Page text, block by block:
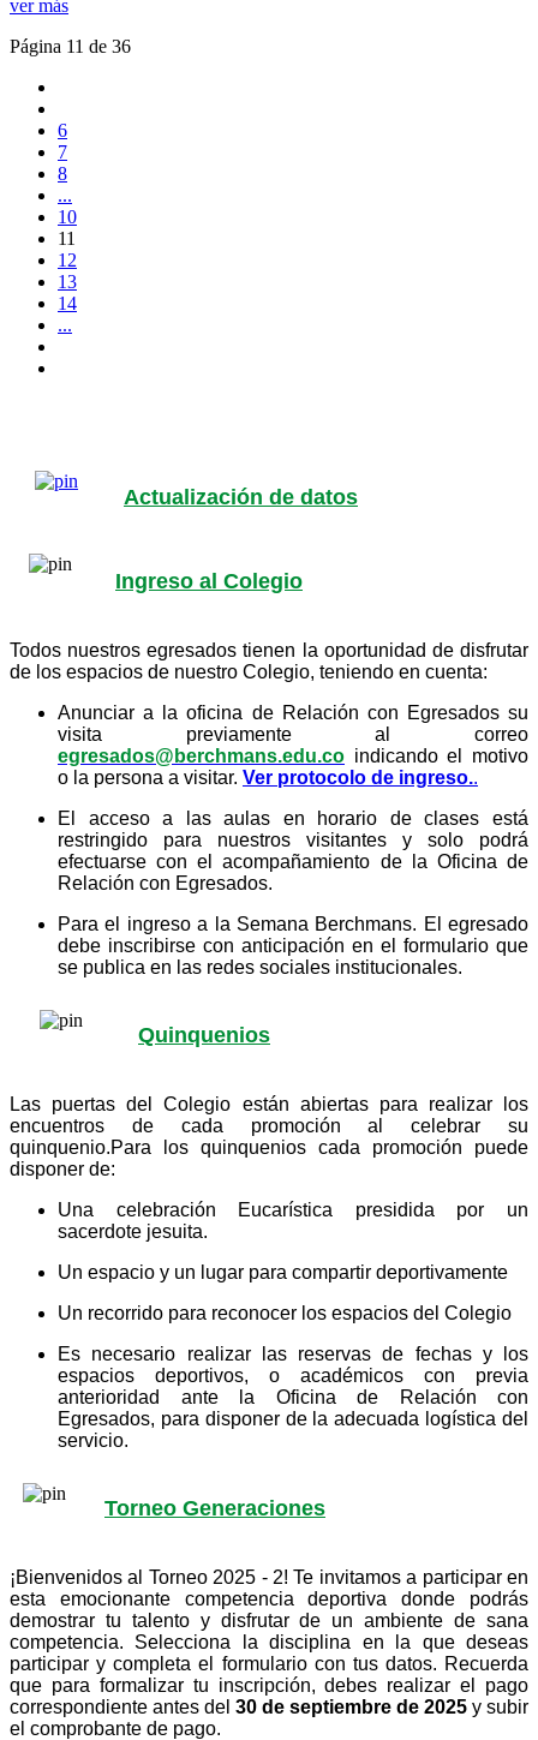
ver más
Página 11 de 36
6
7
8
...
10
11
12
13
14
...
Actualización de datos
Ingreso al Colegio
Todos nuestros egresados tienen la oportunidad de disfrutar
de los espacios de nuestro Colegio, teniendo en cuenta:
Anunciar a la oficina de Relación con Egresados su
visita previamente al correo
egresados@berchmans.edu.co indicando el motivo
o la persona a visitar. Ver protocolo de ingreso..
El acceso a las aulas en horario de clases está
restringido para nuestros visitantes y solo podrá
efectuarse con el acompañamiento de la Oficina de
Relación con Egresados.
Para el ingreso a la Semana Berchmans. El egresado
debe inscribirse con anticipación en el formulario que
se publica en las redes sociales institucionales.
Quinquenios
Las puertas del Colegio están abiertas para realizar los
encuentros de cada promoción al celebrar su
quinquenio.Para los quinquenios cada promoción puede
disponer de:
Una celebración Eucarística presidida por un
sacerdote jesuita.
Un espacio y un lugar para compartir deportivamente
Un recorrido para reconocer los espacios del Colegio
Es necesario realizar las reservas de fechas y los
espacios deportivos, o académicos con previa
anterioridad ante la Oficina de Relación con
Egresados, para disponer de la adecuada logística del
servicio.
Torneo Generaciones
¡Bienvenidos al Torneo 2025 - 2! Te invitamos a participar en
esta emocionante competencia deportiva donde podrás
demostrar tu talento y disfrutar de un ambiente de sana
competencia. Selecciona la disciplina en la que deseas
participar y completa el formulario con tus datos. Recuerda
que para formalizar tu inscripción, debes realizar el pago
correspondiente antes del 30 de septiembre de 2025 y subir
el comprobante de pago.